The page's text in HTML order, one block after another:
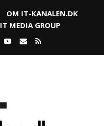
OM IT-KANALEN.DK
IT MEDIA GROUP